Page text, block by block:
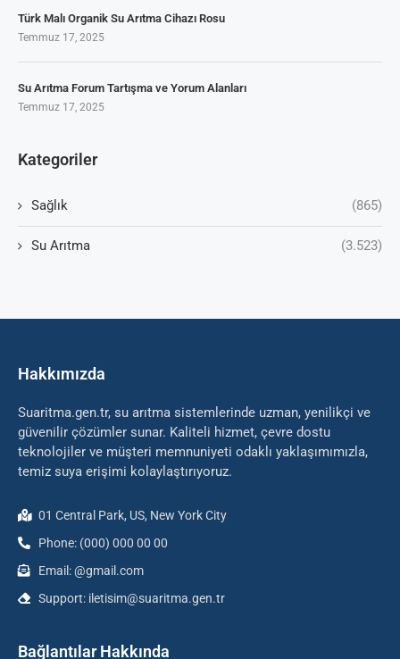
Türk Malı Organik Su Arıtma Cihazı Rosu
Temmuz 17, 2025
Su Arıtma Forum Tartışma ve Yorum Alanları
Temmuz 17, 2025
Kategoriler
Sağlık (865)
Su Arıtma (3.523)
Hakkımızda
Suaritma.gen.tr, su arıtma sistemlerinde uzman, yenilikçi ve
güvenilir çözümler sunar. Kaliteli hizmet, çevre dostu
teknolojiler ve müşteri memnuniyeti odaklı yaklaşımımızla,
temiz suya erişimi kolaylaştırıyoruz.
01 Central Park, US, New York City
Phone: (000) 000 00 00
Email: @gmail.com
Support: iletisim@suaritma.gen.tr
Bağlantılar Hakkında